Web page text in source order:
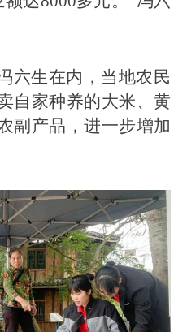
六生在内，当地农民
自家种养的大米、黄
副产品，进一步增加